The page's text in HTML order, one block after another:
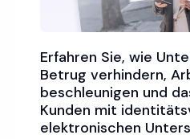
Erfahren Sie, wie
Betrug verhindern,
beschleunigen und
Kunden mit
elektronischen